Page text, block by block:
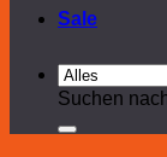
Sale
Suchen